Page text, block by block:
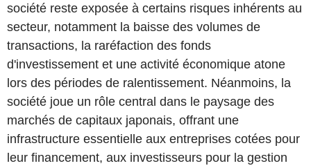
société reste exposée à certains risques inhérents au
secteur, notamment la baisse des volumes de
transactions, la raréfaction des fonds
d'investissement et une activité économique atone
lors des périodes de ralentissement. Néanmoins, la
société joue un rôle central dans le paysage des
marchés de capitaux japonais, offrant une
infrastructure essentielle aux entreprises cotées pour
leur financement, aux investisseurs pour la gestion